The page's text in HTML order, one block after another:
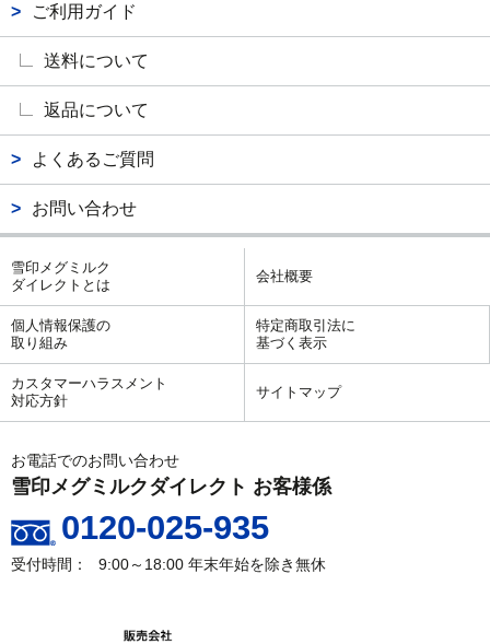
ご利用ガイド
送料について
返品について
よくあるご質問
お問い合わせ
雪印メグミルク
ダイレクトとは
会社概要
個人情報保護の
取り組み
特定商取引法に
基づく表示
カスタマーハラスメント
対応方針
サイトマップ
お電話でのお問い合わせ
雪印メグミルクダイレクト お客様係
0120-025-935
9:00～18:00 年末年始を除き無休